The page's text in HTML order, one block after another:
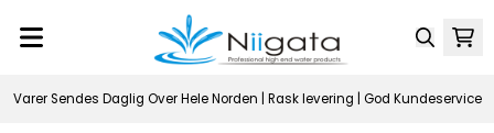
Varer Sendes Daglig Over Hele Norden | Rask levering | God Kundeservice